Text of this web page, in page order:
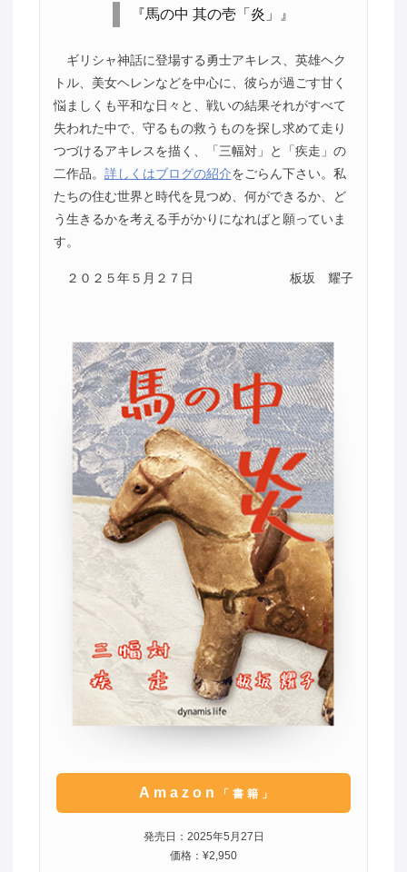
『馬の中 其の壱「炎」』
ギリシャ神話に登場する勇士アキレス、英雄ヘク
トル、美女ヘレンなどを中心に、彼らが過ごす甘く
悩ましくも平和な日々と、戦いの結果それがすべて
失われた中で、守るもの救うものを探し求めて走り
つづけるアキレスを描く、「三幅対」と「疾走」の
二作品。 詳しくはブログの紹介をごらん下さい。私
たちの住む世界と時代を見つめ、何ができるか、ど
う生きるかを考える手がかりになればと願っていま
す。
２０２５年５月２７日 板坂 耀子
Amazon 「書籍」
発売日：2025年5月27日
価格：¥2,950